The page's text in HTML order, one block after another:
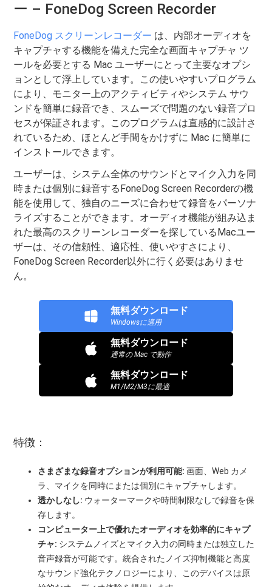
ー – FoneDog Screen Recorder
FoneDog スクリーンレコーダー は、内部オーディオを
キャプチャする機能を備えた完全な画面キャプチャ ツ
ールを必要とする Mac ユーザーにとって主要なオプシ
ョンとして浮上しています。この使いやすいプログラム
により、モニター上のアクティビティやシステム サウ
ンドを簡単に録音でき、スムーズで問題のない録音プロ
セスが保証されます。このプログラムは直感的に設計さ
れているため、ほとんど手間をかけずに Mac に簡単に
インストールできます。
ユーザーは、システム全体のサウンドとマイク入力を同
時または個別に録音するFoneDog Screen Recorderの機
能を使用して、独自のニーズに合わせて録音をパーソナ
ライズすることができます。オーディオ機能が組み込ま
れた最高のスクリーンレコーダーを探しているMacユー
ザーは、その信頼性、適応性、使いやすさにより、
FoneDog Screen Recorder以外に行く必要はありませ
ん。
無料ダウンロード
Windowsに適用
無料ダウンロード
通常の Mac で動作
無料ダウンロード
M1/M2/M3に最適
特徴：
さまざまな録音オプションが利用可能: 画面、Web カメ
ラ、マイクを同時にまたは個別にキャプチャします。
透かしなし: ウォーターマークや時間制限なしで録音を保
存します。
コンピューター上で優れたオーディオを効率的にキャプ
チャ: システムノイズとマイク入力の同時または独立した
音声録音が可能です。統合されたノイズ抑制機能と高度
なサウンド強化テクノロジーにより、このデバイスは原